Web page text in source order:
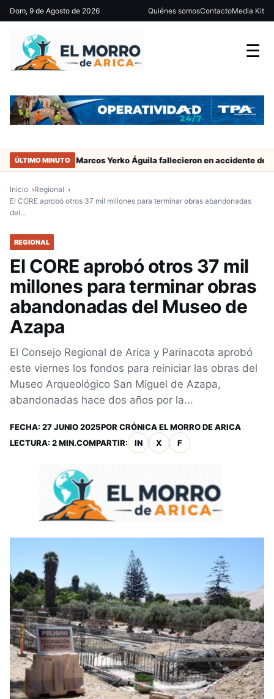
Dom, 9 de Agosto de 2026 Quiénes somosContactoMedia Kit
☰
ÚLTIMO MINUTO
de San Marcos Yerko Águila fallecieron en accidente de tránsito
Inicio
Regional
El CORE aprobó otros 37 mil millones para terminar obras abandonadas
del…
REGIONAL
El CORE aprobó otros 37 mil
millones para terminar obras
abandonadas del Museo de
Azapa
El Consejo Regional de Arica y Parinacota aprobó
este viernes los fondos para reiniciar las obras del
Museo Arqueológico San Miguel de Azapa,
abandonadas hace dos años por la...
FECHA: 27 JUNIO 2025POR CRÓNICA EL MORRO DE ARICA
LECTURA: 2 MIN.COMPARTIR: IN X F